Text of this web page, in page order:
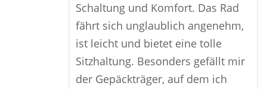
Schaltung und Komfort. Das Rad
fährt sich unglaublich angenehm,
ist leicht und bietet eine tolle
Sitzhaltung. Besonders gefällt mir
der Gepäckträger, auf dem ich